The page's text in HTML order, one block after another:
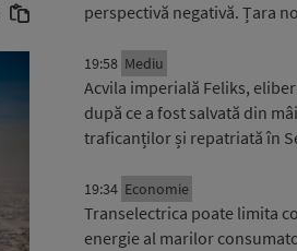
perspectivă negativă. Țara
19:58 Mediu
Acvila imperială Feliks,
după ce a fost salvată din
traficanților și repatriată în
19:34 Economie
Transelectrica poate limita
energie al marilor